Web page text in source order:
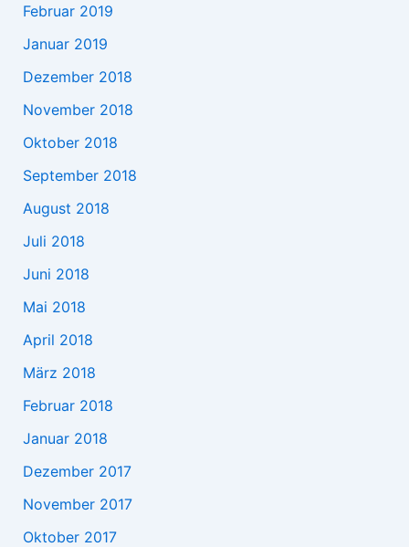
Februar 2019
Januar 2019
Dezember 2018
November 2018
Oktober 2018
September 2018
August 2018
Juli 2018
Juni 2018
Mai 2018
April 2018
März 2018
Februar 2018
Januar 2018
Dezember 2017
November 2017
Oktober 2017